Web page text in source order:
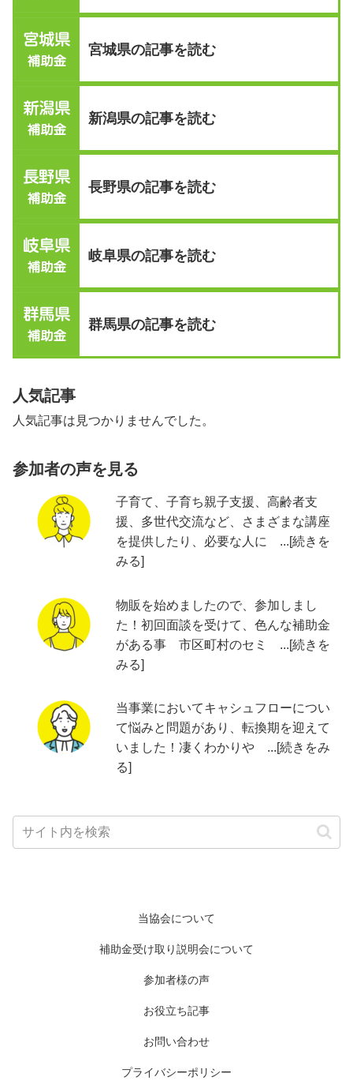
宮城県の記事を読む
新潟県の記事を読む
長野県の記事を読む
岐阜県の記事を読む
群馬県の記事を読む
人気記事
人気記事は見つかりませんでした。
参加者の声を見る
子育て、子育ち親子支援、高齢者支
援、多世代交流など、さまざまな講座
を提供したり、必要な人に ...[続きを
みる]
物販を始めましたので、参加しまし
た！初回面談を受けて、色んな補助金
がある事 市区町村のセミ ...[続きを
みる]
当事業においてキャシュフローについ
て悩みと問題があり、転換期を迎えて
いました！凄くわかりや ...[続きをみ
る]
当協会について
補助金受け取り説明会について
参加者様の声
お役立ち記事
お問い合わせ
プライバシーポリシー